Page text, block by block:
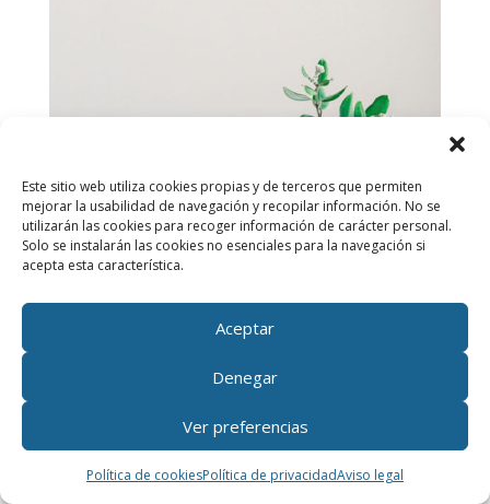
Este sitio web utiliza cookies propias y de terceros que permiten
mejorar la usabilidad de navegación y recopilar información. No se
utilizarán las cookies para recoger información de carácter personal.
Solo se instalarán las cookies no esenciales para la navegación si
acepta esta característica.
Aceptar
Denegar
Ver preferencias
Política de cookiesPolítica de privacidadAviso legal
• Catálogos de máquinas
• Fichas técnicas detalladas
• Manuales de instalación y uso
• Listados de repuestos